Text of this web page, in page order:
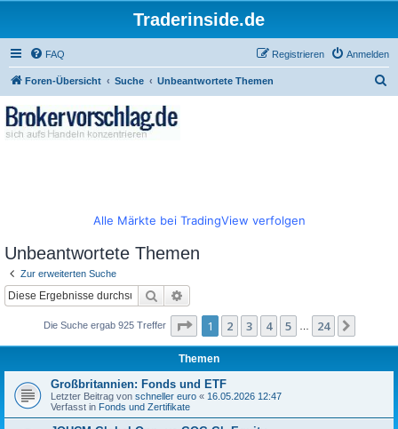
Traderinside.de
FAQ Anmelden
Registrieren
Foren-Übersicht Suche Unbeantwortete Themen
Alle Märkte bei TradingView verfolgen
Unbeantwortete Themen
Zur erweiterten Suche
Suche
Die Suche ergab 925 Treffer Seite 1von 24
1 2 3 4 5 24
Themen
Großbritannien: Fonds und ETF
Letzter Beitrag von schneller euro « 16.05.2026 12:47
Verfasst in Fonds und Zertifikate